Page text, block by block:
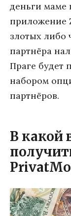
деньги маме
приложение
злотых либо
партнёра
Праге будет
набором
партнёров.
В какой